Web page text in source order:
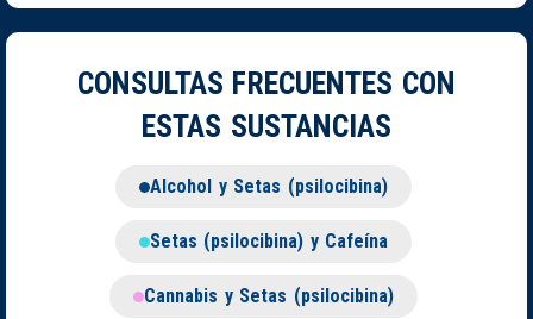
CONSULTAS FRECUENTES CON
ESTAS SUSTANCIAS
Alcohol y Setas (psilocibina)
Setas (psilocibina) y Cafeína
Cannabis y Setas (psilocibina)